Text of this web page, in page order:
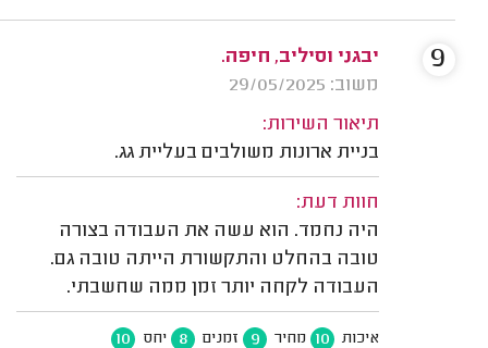
יבגני וסיליב, חיפה.
משוב: 29/05/2025
תיאור השירות:
בניית ארונות משולבים בעליית גג.
חוות דעת:
היה נחמד. הוא עשה את העבודה בצורה
טובה בהחלט והתקשורת הייתה טובה גם.
העבודה לקחה יותר זמן ממה שחשבתי.
איכות 10 מחיר 9 זמנים 8 יחס 10
9